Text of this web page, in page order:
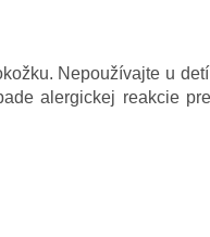
Nepoužívajte u
alergickej reakcie